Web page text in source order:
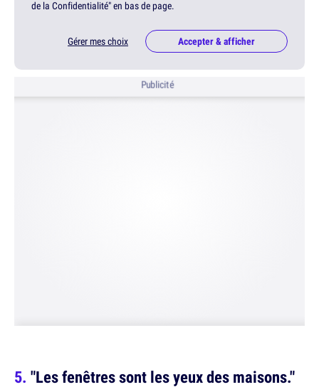
de la Confidentialité" en bas de page.
Gérer mes choix Accepter & afficher
Publicité
"Les fenêtres sont les yeux des maisons."